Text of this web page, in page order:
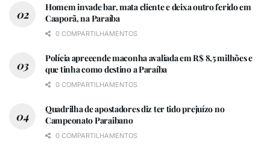
Homem invade bar, mata cliente e deixa outro ferido em
Caaporã, na Paraíba
0 COMPARTILHAMENTOS
Polícia apreeende maconha avaliada em R$ 8,5 milhões e
que tinha como destino a Paraíba
0 COMPARTILHAMENTOS
Quadrilha de apostadores diz ter tido prejuízo no
Campeonato Paraibano
0 COMPARTILHAMENTOS